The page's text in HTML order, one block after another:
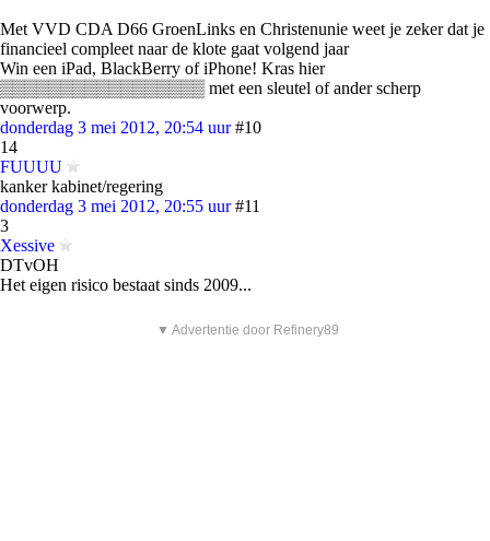
Met VVD CDA D66 GroenLinks en Christenunie weet je zeker dat je
financieel compleet naar de klote gaat volgend jaar
Win een iPad, BlackBerry of iPhone! Kras hier
▒▒▒▒▒▒▒▒▒▒▒▒▒▒▒▒▒ met een sleutel of ander scherp
voorwerp.
donderdag 3 mei 2012, 20:54 uur #10
14
FUUUU
kanker kabinet/regering
donderdag 3 mei 2012, 20:55 uur #11
3
Xessive
DTvOH
Het eigen risico bestaat sinds 2009...
▼ Advertentie door Refinery89